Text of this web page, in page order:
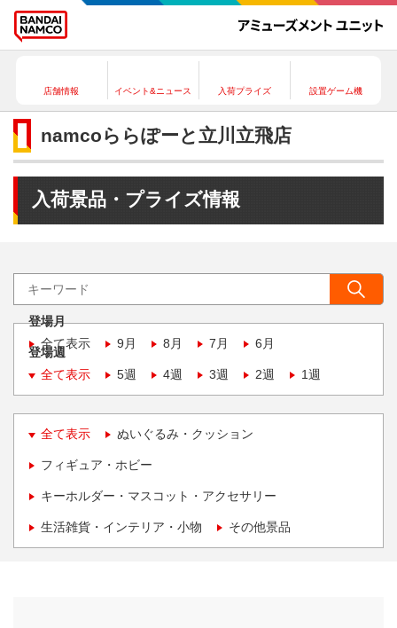
店舗情報 イベント&ニュース 入荷プライズ 設置ゲーム機
namcoららぽーと立川立飛店
入荷景品・プライズ情報
登場月
全て表示
9月 8月 7月 6月
登場週
全て表示
5週 4週 3週 2週 1週
全て表示 ぬいぐるみ・クッション
フィギュア・ホビー
キーホルダー・マスコット・アクセサリー
生活雑貨・インテリア・小物 その他景品